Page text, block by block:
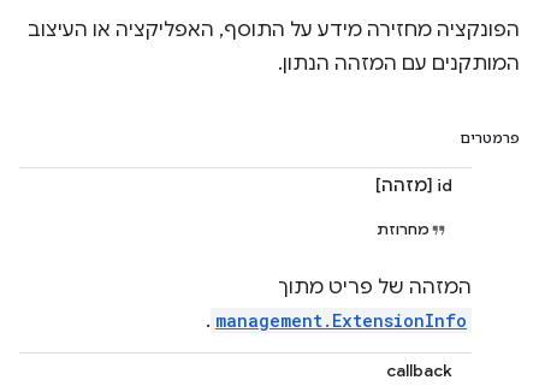
הפונקציה מחזירה מידע על התוסף, האפליקציה או העיצוב
המותקנים עם המזהה הנתון.
פרמטרים
id [מזהה]
מחרוזת
המזהה של פריט מתוך
management.ExtensionInfo
.
callback